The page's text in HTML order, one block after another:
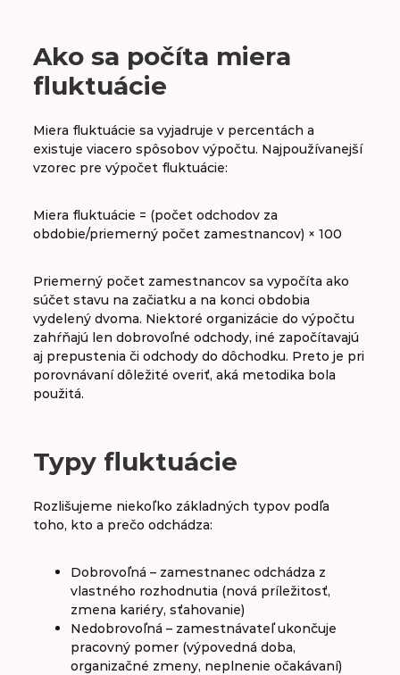
FTE
Ako sa počíta miera
fluktuácie
Miera fluktuácie sa vyjadruje v percentách a
existuje viacero spôsobov výpočtu. Najpoužívanejší
vzorec pre výpočet fluktuácie:
Miera fluktuácie = (počet odchodov za
obdobie/priemerný počet zamestnancov) × 100
Priemerný počet zamestnancov sa vypočíta ako
súčet stavu na začiatku a na konci obdobia
vydelený dvoma. Niektoré organizácie do výpočtu
zahŕňajú len dobrovoľné odchody, iné započítavajú
aj prepustenia či odchody do dôchodku. Preto je pri
porovnávaní dôležité overiť, aká metodika bola
použitá.
Typy fluktuácie
Rozlišujeme niekoľko základných typov podľa
toho, kto a prečo odchádza:
Dobrovoľná – zamestnanec odchádza z
vlastného rozhodnutia (nová príležitosť,
zmena kariéry, sťahovanie)
Nedobrovoľná – zamestnávateľ ukončuje
pracovný pomer (výpovedná doba,
organizačné zmeny, neplnenie očakávaní)